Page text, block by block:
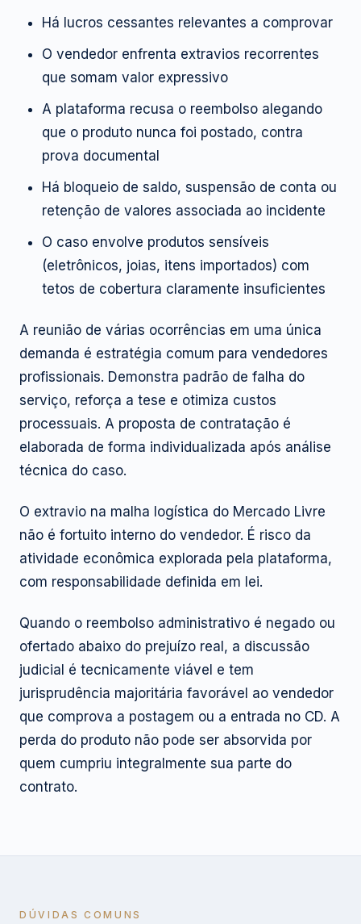
Há lucros cessantes relevantes a comprovar
O vendedor enfrenta extravios recorrentes
que somam valor expressivo
A plataforma recusa o reembolso alegando
que o produto nunca foi postado, contra
prova documental
Há bloqueio de saldo, suspensão de conta ou
retenção de valores associada ao incidente
O caso envolve produtos sensíveis
(eletrônicos, joias, itens importados) com
tetos de cobertura claramente insuficientes
A reunião de várias ocorrências em uma única
demanda é estratégia comum para vendedores
profissionais. Demonstra padrão de falha do
serviço, reforça a tese e otimiza custos
processuais. A proposta de contratação é
elaborada de forma individualizada após análise
técnica do caso.
O extravio na malha logística do Mercado Livre
não é fortuito interno do vendedor. É risco da
atividade econômica explorada pela plataforma,
com responsabilidade definida em lei.
Quando o reembolso administrativo é negado ou
ofertado abaixo do prejuízo real, a discussão
judicial é tecnicamente viável e tem
jurisprudência majoritária favorável ao vendedor
que comprova a postagem ou a entrada no CD. A
perda do produto não pode ser absorvida por
quem cumpriu integralmente sua parte do
contrato.
DÚVIDAS COMUNS